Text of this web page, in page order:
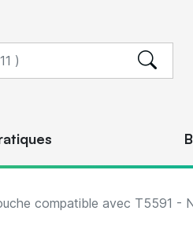
compatible avec T5591 -